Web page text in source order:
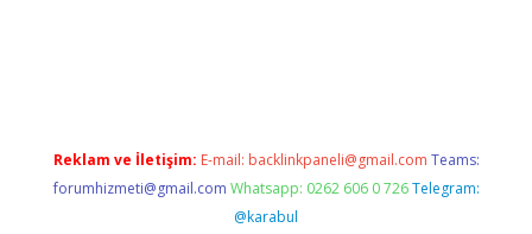
Reklam ve İletişim: E-mail: backlinkpaneli@gmail.com Teams:
forumhizmeti@gmail.com Whatsapp: 0262 606 0 726 Telegram:
@karabul